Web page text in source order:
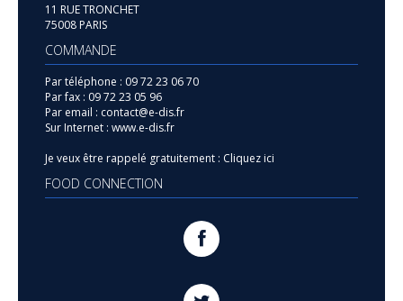
11 RUE TRONCHET
75008 PARIS
COMMANDE
Par téléphone : 09 72 23 06 70
Par fax : 09 72 23 05 96
Par email : contact@e-dis.fr
Sur Internet : www.e-dis.fr
Je veux être rappelé gratuitement : Cliquez ici
FOOD CONNECTION